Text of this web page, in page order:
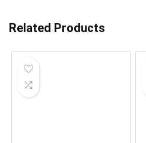
Related Products